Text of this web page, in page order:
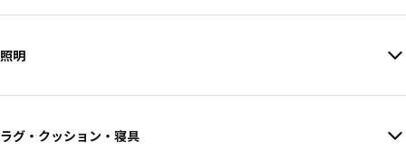
照明
ラグ・クッション・寝具